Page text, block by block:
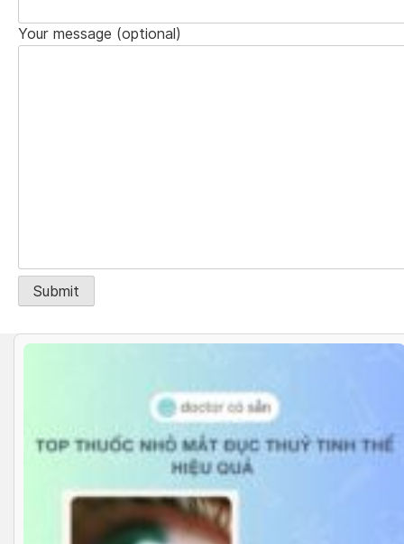
Your message (optional)